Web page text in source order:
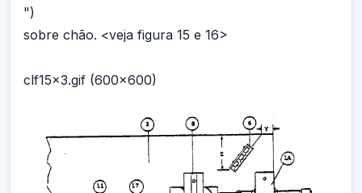
")
sobre chão. <veja figura 15 e 16>
clf15x3.gif (600x600)